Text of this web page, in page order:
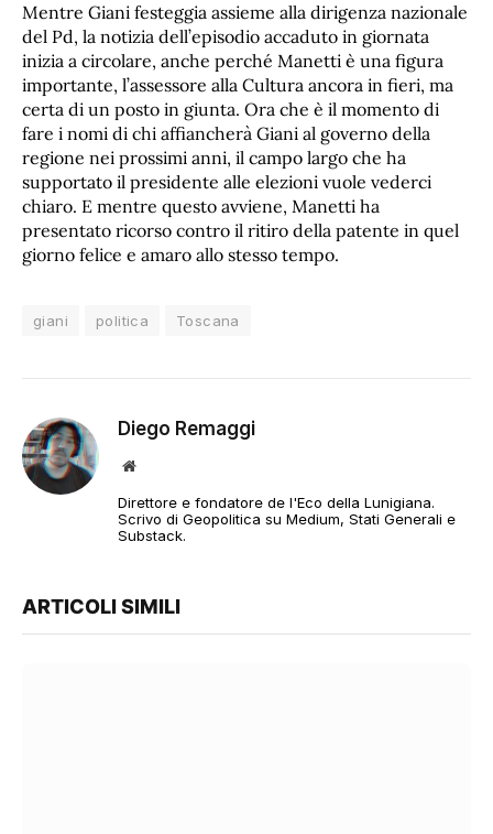
Mentre Giani festeggia assieme alla dirigenza nazionale
del Pd, la notizia dell’episodio accaduto in giornata
inizia a circolare, anche perché Manetti è una figura
importante, l’assessore alla Cultura ancora in fieri, ma
certa di un posto in giunta. Ora che è il momento di
fare i nomi di chi affiancherà Giani al governo della
regione nei prossimi anni, il campo largo che ha
supportato il presidente alle elezioni vuole vederci
chiaro. E mentre questo avviene, Manetti ha
presentato ricorso contro il ritiro della patente in quel
giorno felice e amaro allo stesso tempo.
giani politica Toscana
Diego Remaggi
Sito
Direttore e fondatore de l'Eco della Lunigiana.
Scrivo di Geopolitica su Medium, Stati Generali e
Substack.
ARTICOLI SIMILI